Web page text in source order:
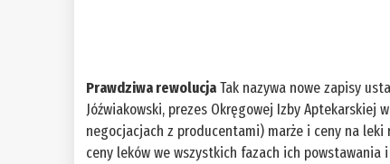
Prawdziwa rewolucjaTak nazywa nowe zapisy
Jóźwiakowski, prezes Okręgowej Izby
negocjacjach z producentami) marże i ceny na
ceny leków we wszystkich fazach ich